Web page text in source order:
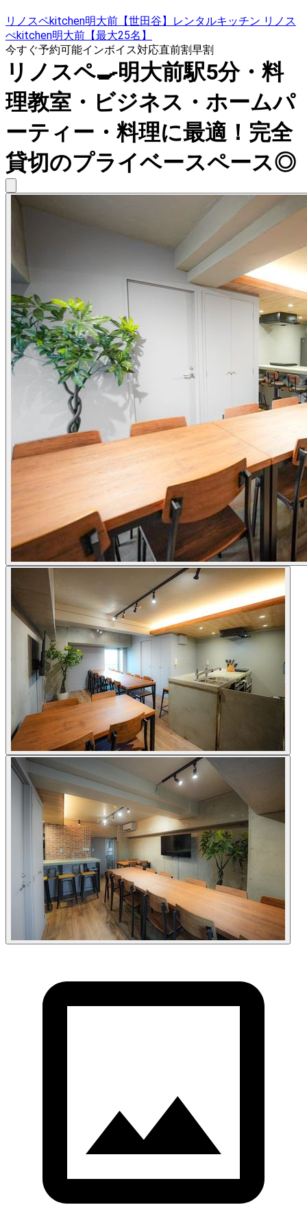
リノスペkitchen明大前【世田谷】レンタルキッチン リノス
ぺkitchen明大前【最大25名】
今すぐ予約可能インボイス対応直前割早割
リノスペ🍳明大前駅5分・料
理教室・ビジネス・ホームパ
ーティー・料理に最適！完全
貸切のプライベースペース◎